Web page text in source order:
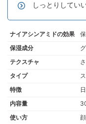
しっとりしてい
ナイアシンアミドの効果
保湿成分
テクスチャ
タイプ
特徴
内容量
使い方